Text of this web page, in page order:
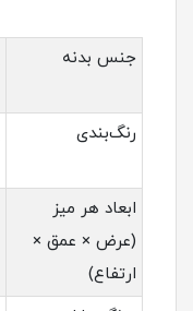
جنس بدنه
رنگ‌بندی
ابعاد هر میز
(عرض × عمق ×
ارتفاع)